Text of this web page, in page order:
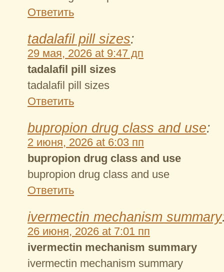
Ответить
tadalafil pill sizes:
29 мая, 2026 at 9:47 дп
tadalafil pill sizes
tadalafil pill sizes
Ответить
bupropion drug class and use:
2 июня, 2026 at 6:03 пп
bupropion drug class and use
bupropion drug class and use
Ответить
ivermectin mechanism summary
26 июня, 2026 at 7:01 пп
ivermectin mechanism summary
ivermectin mechanism summary